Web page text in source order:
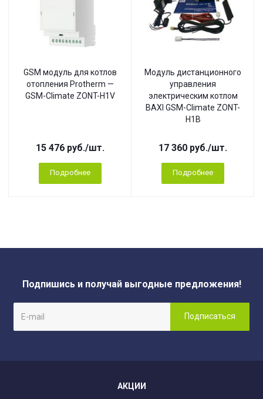
GSM модуль для котлов
отопления Protherm —
GSM-Climate ZONT-H1V
15 476 руб./шт.
Подробнее
Модуль дистанционного
управления
электрическим котлом
BAXI GSM-Climate ZONT-
H1B
17 360 руб./шт.
Подробнее
Подпишись и получай выгодные предложения!
АКЦИИ